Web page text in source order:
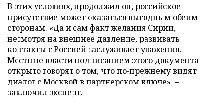
В этих условиях, продолжил он, российское
присутствие может оказаться выгодным обеим
сторонам. «Да и сам факт желания Сирии,
несмотря на внешнее давление, развивать
контакты с Россией заслуживает уважения.
Местные власти подписанием этого документа
открыто говорят о том, что по-прежнему видят
диалог с Москвой в партнерском ключе», –
заключил эксперт.